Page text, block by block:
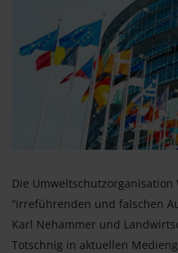
Die
“irreführenden und falschen
Karl Nehammer und
Totschnig in aktuellen